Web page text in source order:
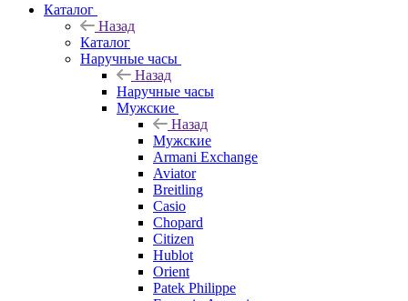
Каталог
Назад
Каталог
Наручные часы
Назад
Наручные часы
Мужские
Назад
Мужские
Armani Exchange
Aviator
Breitling
Casio
Chopard
Citizen
Hublot
Orient
Patek Philippe